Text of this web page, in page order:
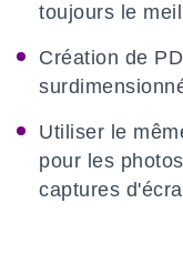
toujours le
Création de
Utiliser le
pour les
captures